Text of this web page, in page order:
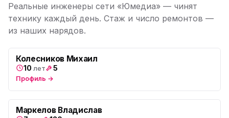
ю
Юмедиа на Наставников
пр. Наставников 35
ул. Антонова-Овсеенко, 25к1
ю
Юмедиа в ТК Юго-Запад
Юмедиа на Космонавтов
Реальные инженеры сети «Юмедиа» — чинят
технику каждый день. Стаж и число ремонтов —
из наших нарядов.
Колесников Михаил
10 лет 5
Профиль →
Маркелов Владислав